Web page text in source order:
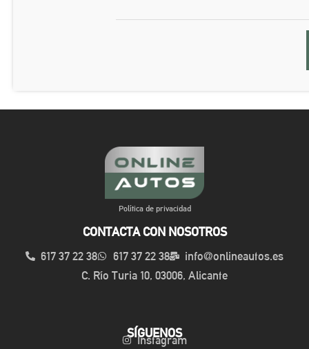
Política de privacidad
CONTACTA CON NOSOTROS
617 37 22 38 617 37 22 38
info@onlineautos.es
C. Río Turia 10, 03006, Alicante
SÍGUENOS
Instagram